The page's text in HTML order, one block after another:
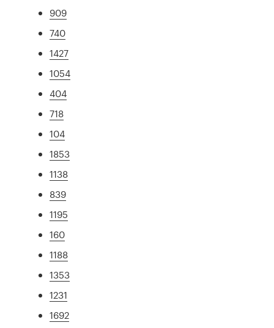
909
740
1427
1054
404
718
104
1853
1138
839
1195
160
1188
1353
1231
1692